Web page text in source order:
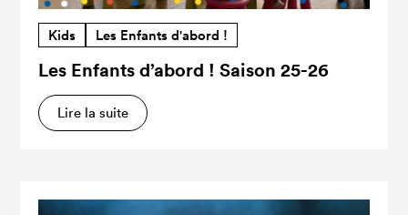
Kids Les Enfants d'abord !
Les Enfants d’abord ! Saison 25-26
Lire la suite